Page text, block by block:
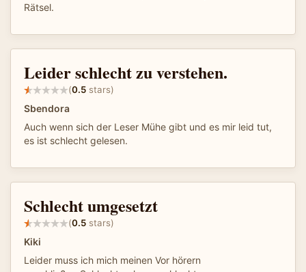
Rätsel.
Leider schlecht zu verstehen.
(0.5 stars)
Sbendora
Auch wenn sich der Leser Mühe gibt und es mir leid tut,
es ist schlecht gelesen.
Schlecht umgesetzt
(0.5 stars)
Kiki
Leider muss ich mich meinen Vor hörern